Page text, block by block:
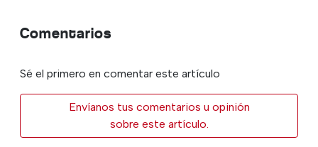
Comentarios
Sé el primero en comentar este artículo
Envíanos tus comentarios u opinión
sobre este artículo.